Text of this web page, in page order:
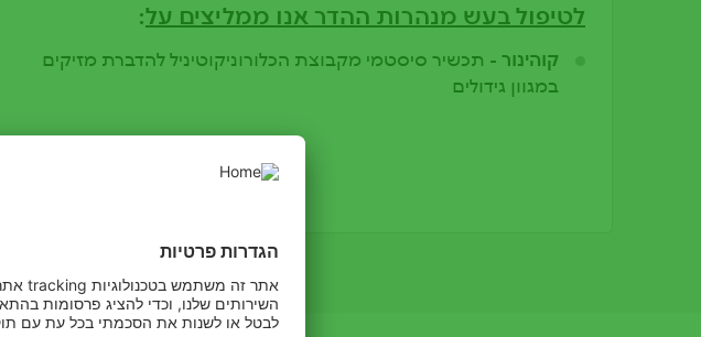
לטיפול בעש מנהרות ההדר אנו ממליצים על:
קוהינור - תכשיר סיסטמי מקבוצת הכלורוניקוטיניל להדברת מזיקים
במגוון גידולים